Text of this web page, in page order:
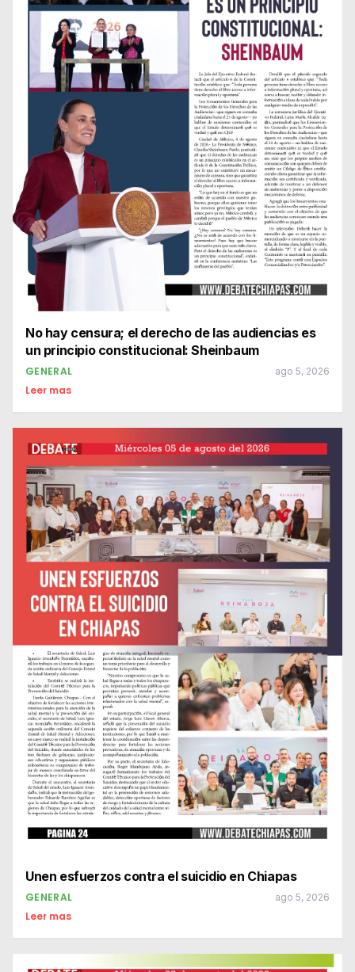
No hay censura; el derecho de las audiencias es
un principio constitucional: Sheinbaum
GENERAL ago 5, 2026
Leer mas
Unen esfuerzos contra el suicidio en Chiapas
GENERAL ago 5, 2026
Leer mas